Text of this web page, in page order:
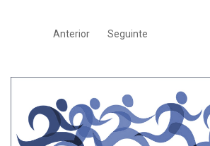
Anterior Seguinte